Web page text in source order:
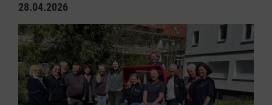
28.04.2026